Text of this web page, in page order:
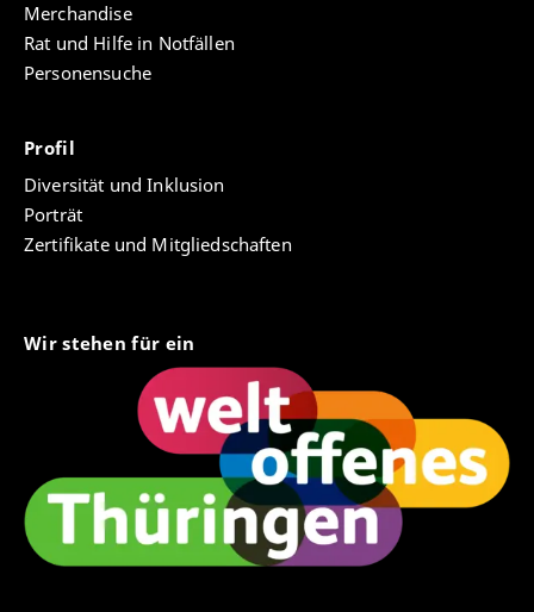
Merchandise
Rat und Hilfe in Notfällen
Personensuche
Profil
Diversität und Inklusion
Porträt
Zertifikate und Mitgliedschaften
Wir stehen für ein